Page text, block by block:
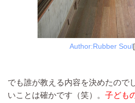
Author:Rubber Soul
でも誰が教える内容を決めたので
いことは確かです（笑）。 子ども